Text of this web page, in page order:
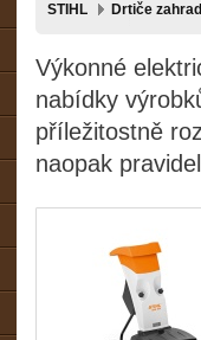
STIHL Drtiče
Výkonné
nabídky
příležitostně
naopak